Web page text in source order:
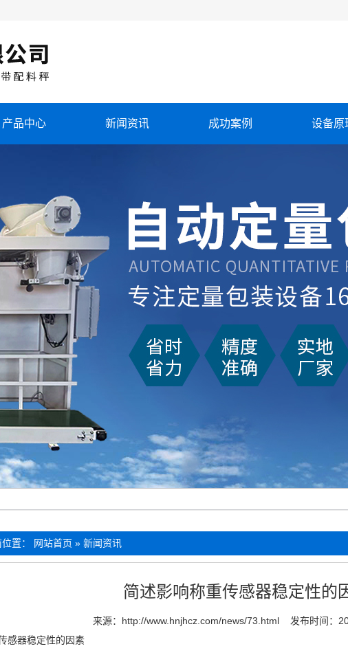
产品中心 新闻资讯 成功案例 设备原
置： 网站首页 » 新闻资讯
简述影响称重传感器稳定性的
来源： http://www.hnjhcz.com/news/73.html 发布时间：
感器稳定性的因素